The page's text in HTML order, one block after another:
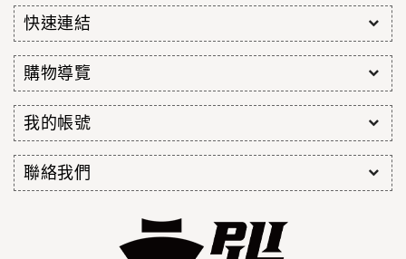
快速連結
購物導覽
我的帳號
聯絡我們